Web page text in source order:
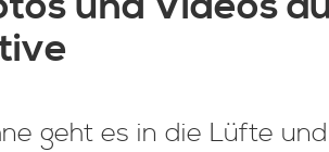
geht es in die Lüfte